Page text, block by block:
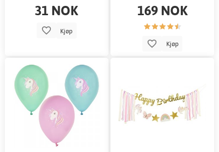
31 NOK
Kjøp
169 NOK
Kjøp